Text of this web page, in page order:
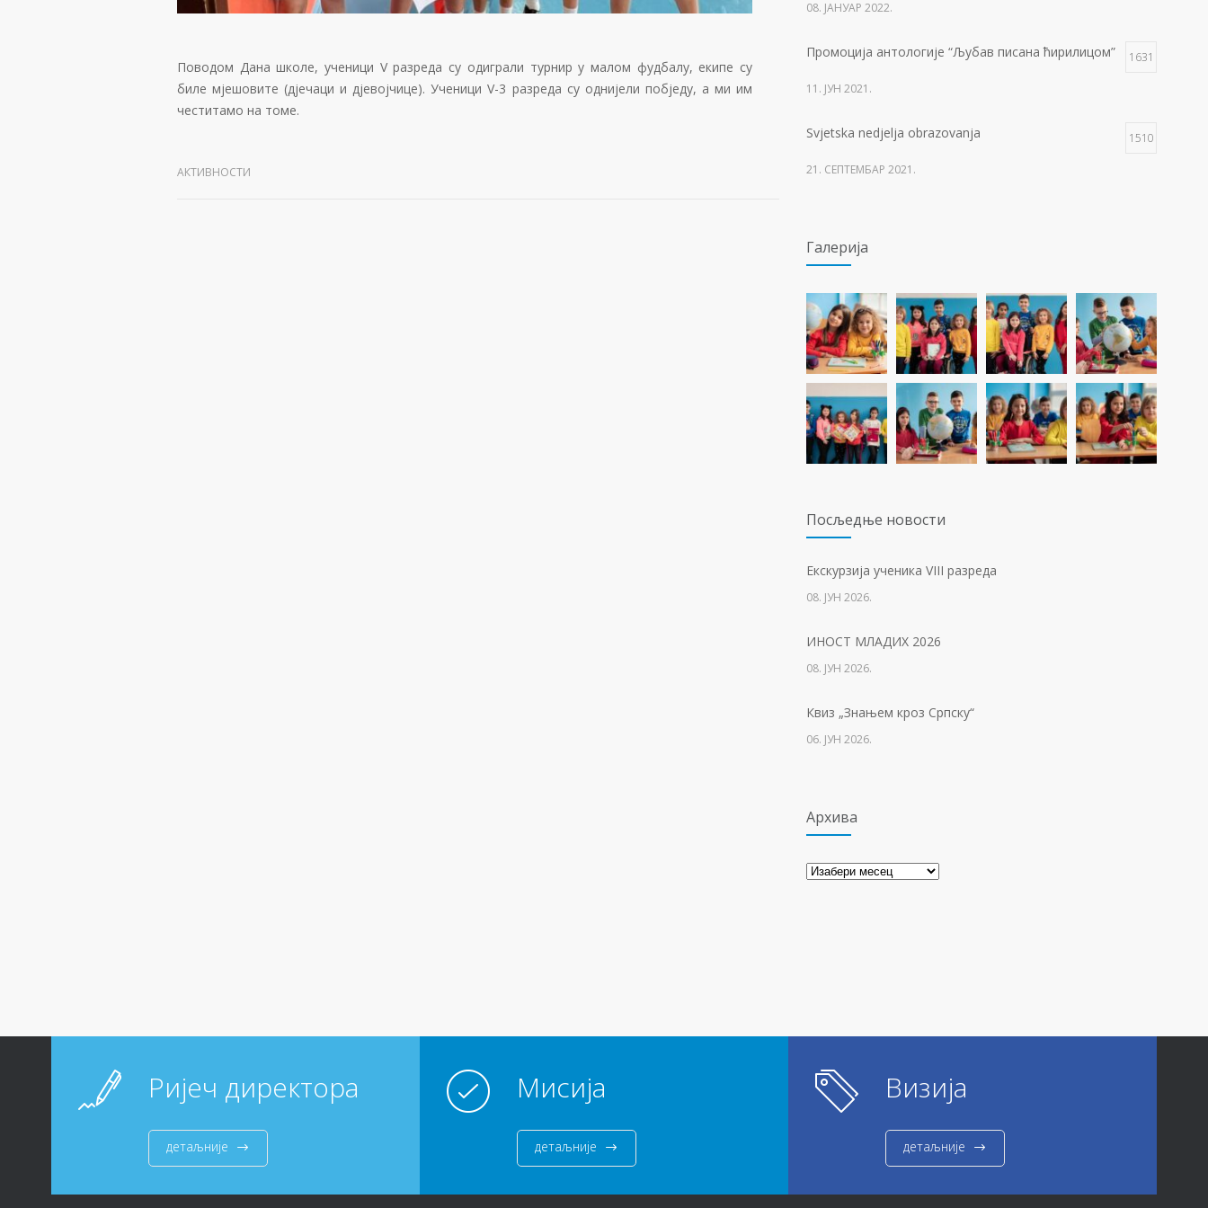
Поводом Дана школе, ученици V разреда су одиграли турнир у малом фудбалу, екипе су
биле мјешовите (дјечаци и дјевојчице). Ученици V-3 разреда су однијели побједу, а ми им
честитамо на томе.
АКТИВНОСТИ
08. ЈАНУАР 2022.
Промоција антологије “Љубав писана ћирилицом” 1631
11. ЈУН 2021.
Svjetska nedjelja obrazovanja 1510
21. СЕПТЕМБАР 2021.
09. ОКТОБАР 2021.
Прва награда на понос Града Добоја 1428
22. МАРТ 2021.
Дан матерњег језика 1307
23. ФЕБРУАР 2021.
Концентрациони логор Јасеновац (1941-1945) 1256
Упис дјеце у први разред
01. ФЕБРУАР 2023.
22. МАРТ 2021.
Галерија
Посљедњe новости
Eкскурзија ученика VIII разреда
08. ЈУН 2026.
ИНОСТ МЛАДИХ 2026
08. ЈУН 2026.
Квиз „Знањем кроз Српску“
06. ЈУН 2026.
Архива
Архива
Ријеч директора
детаљније
Мисија
детаљније
Визија
детаљније